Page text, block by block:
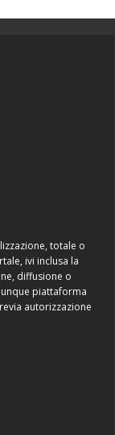
totale o
ivi inclusa la
diffusione o
piattaforma
autorizzazione